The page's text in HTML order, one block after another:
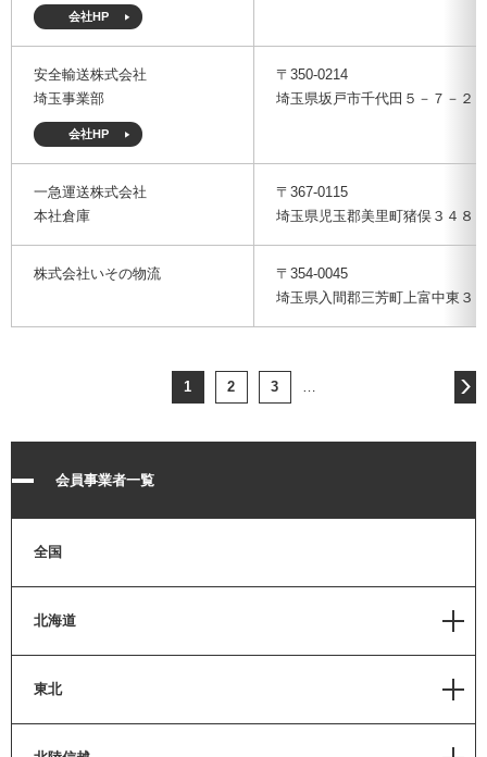
会社HP
安全輸送株式会社
埼玉事業部
会社HP
〒350-0214
埼玉県坂戸市千代田５－７－２０
一急運送株式会社
本社倉庫
〒367-0115
埼玉県児玉郡美里町猪俣３４８
株式会社いその物流
〒354-0045
埼玉県入間郡三芳町上富中東３
1 2 3 …
会員事業者一覧
全国
北海道
東北